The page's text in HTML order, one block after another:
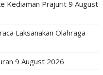
Kediaman Prajurit 9 August
Laksanakan Olahraga
9 August 2026